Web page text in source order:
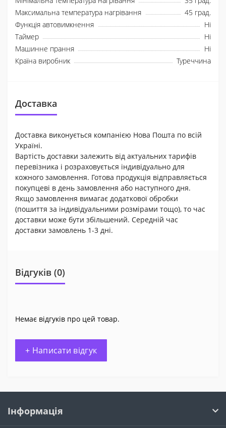
Максимальна температура нагрівання
45 град.
Функція автовимкнення
Ні
Таймер
Ні
Машинне прання
Ні
Країна виробник
Туреччина
Доставка
Доставка виконується компанією Нова Пошта по всій
Україні.
Вартість доставки залежить від актуальних тарифів
перевізника і розраховується індивідуально для
кожного замовлення. Готова продукція відправляється
покупцеві в день замовлення або наступного дня.
Якщо замовлення вимагає додаткової обробки
(пошиття за індивідуальними розмірами тощо), то час
доставки може бути збільшений. Середній час
доставки замовлень 1-3 дні.
Відгуків (0)
Немає відгуків про цей товар.
+ Написати відгук
Інформація